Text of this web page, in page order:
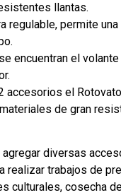
llantas.
regulable, permite
encuentran el
accesorios el
de gran
diversas
realizar trabajos de
culturales, cosecha